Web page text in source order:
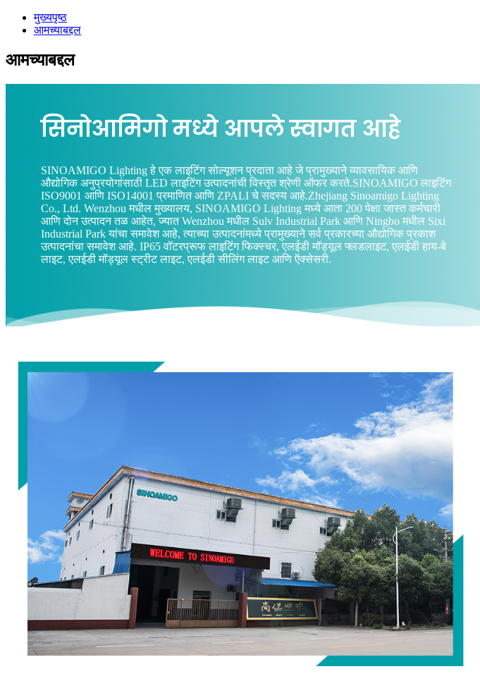
मुख्यपृष्ठ
आमच्याबद्दल
आमच्याबद्दल
सिनोआमिगो मध्ये आपले स्वागत आहे
SINOAMIGO Lighting हे एक लाइटिंग सोल्यूशन प्रदाता आहे जे प्रामुख्याने व्यावसायिक आणि
औद्योगिक अनुप्रयोगांसाठी LED लाइटिंग उत्पादनांची विस्तृत श्रेणी ऑफर करते.SINOAMIGO लाइटिंग
ISO9001 आणि ISO14001 प्रमाणित आणि ZPALI चे सदस्य आहे.Zhejiang Sinoamigo Lighting
Co., Ltd. Wenzhou मधील मुख्यालय, SINOAMIGO Lighting मध्ये आता 200 पेक्षा जास्त कर्मचारी
आणि दोन उत्पादन तळ आहेत, ज्यात Wenzhou मधील Sulv Industrial Park आणि Ningbo मधील Sixi
Industrial Park यांचा समावेश आहे, त्याच्या उत्पादनांमध्ये प्रामुख्याने सर्व प्रकारच्या औद्योगिक प्रकाश
उत्पादनांचा समावेश आहे. IP65 वॉटरप्रूफ लाइटिंग फिक्स्चर, एलईडी मॉड्यूल फ्लडलाइट, एलईडी हाय-बे
लाइट, एलईडी मॉड्यूल स्ट्रीट लाइट, एलईडी सीलिंग लाइट आणि ऍक्सेसरी.